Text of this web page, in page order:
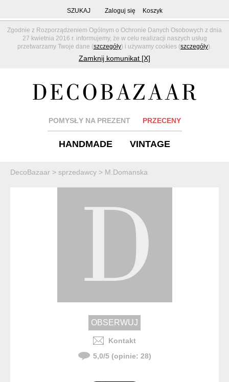
Zgodnie z Rozporządzeniem Ogólnym o Ochronie Danych Osobowych z dnia
27 kwietnia 2016 r. informujemy, że w celu realizacji naszych usług
przetwarzamy Twoje dane (szczegóły) i używamy cookies (szczegóły).
Zamknij komunikat [X]
SZUKAJ Zaloguj się Koszyk
POMYSŁY NA PREZENT PRZECENY
HANDMADE VINTAGE
DecoBazaar > sprzedawcy > M.Domanska
Kontakt
5,0/5(opinie: 28)